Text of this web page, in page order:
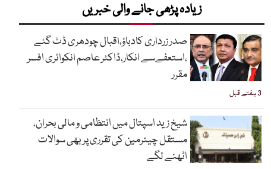
زیادہ پڑھی جانے والی خبریں
3 ہفتے قبل
صدر زرداری کادباؤ،اقبال چودھری ڈٹ گئے
،استعفےسے انکار،ڈاکٹر عاصم انکوائری افسر
مقرر
شیخ زید اسپتال میں انتظامی و مالی بحران،
مستقل چیئرمین کی تقرری پر بھی سوالات
اٹھنے لگے